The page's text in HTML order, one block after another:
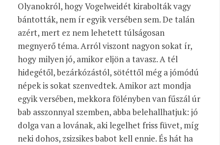
Olyanokról, hogy Vogelweidét kirabolták vagy
bántották, nem ír egyik versében sem. De talán
azért, mert ez nem lehetett túlságosan
megnyerő téma. Arról viszont nagyon sokat ír,
hogy milyen jó, amikor eljön a tavasz. A tél
hidegétől, bezárkózástól, sötéttől még a jómódú
népek is sokat szenvedtek. Amikor azt mondja
egyik versében, mekkora fölényben van fűszál úr
bab asszonnyal szemben, abba belehallhatjuk: jó
dolga van a lovának, aki legelhet friss füvet, míg
neki dohos, zsizsikes babot kell ennie. És hát ha